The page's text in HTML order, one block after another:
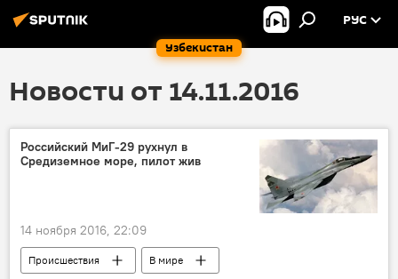
Узбекистан
РУС
Новости от 14.11.2016
Российский МиГ-29 рухнул в
Средиземное море, пилот жив
14 ноября 2016, 22:09
Происшествия
В мире